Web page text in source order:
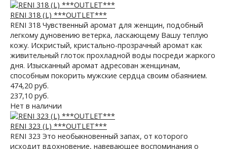
RENI 318 (L) ***OUTLET***
RENI 318 Чувственный аромат для женщин, подобный
легкому дуновению ветерка, ласкающему Вашу теплую
кожу. Искристый, кристально-прозрачный аромат как
живительный глоток прохладной воды посреди жаркого
дня. Изысканный аромат адресован женщинам,
способным покорить мужские сердца своим обаянием.
474,20 руб.
237,10 руб.
Нет в наличии
RENI 323 (L) ***OUTLET***
RENI 323 Это необыкновенный запах, от которого
исходит вдохновение, навевающее воспоминания о